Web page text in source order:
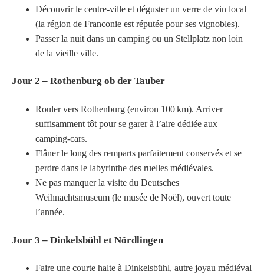
Découvrir le centre-ville et déguster un verre de vin local
(la région de Franconie est réputée pour ses vignobles).
Passer la nuit dans un camping ou un Stellplatz non loin
de la vieille ville.
Jour 2 – Rothenburg ob der Tauber
Rouler vers Rothenburg (environ 100 km). Arriver
suffisamment tôt pour se garer à l’aire dédiée aux
camping-cars.
Flâner le long des remparts parfaitement conservés et se
perdre dans le labyrinthe des ruelles médiévales.
Ne pas manquer la visite du Deutsches
Weihnachtsmuseum (le musée de Noël), ouvert toute
l’année.
Jour 3 – Dinkelsbühl et Nördlingen
Faire une courte halte à Dinkelsbühl, autre joyau médiéval